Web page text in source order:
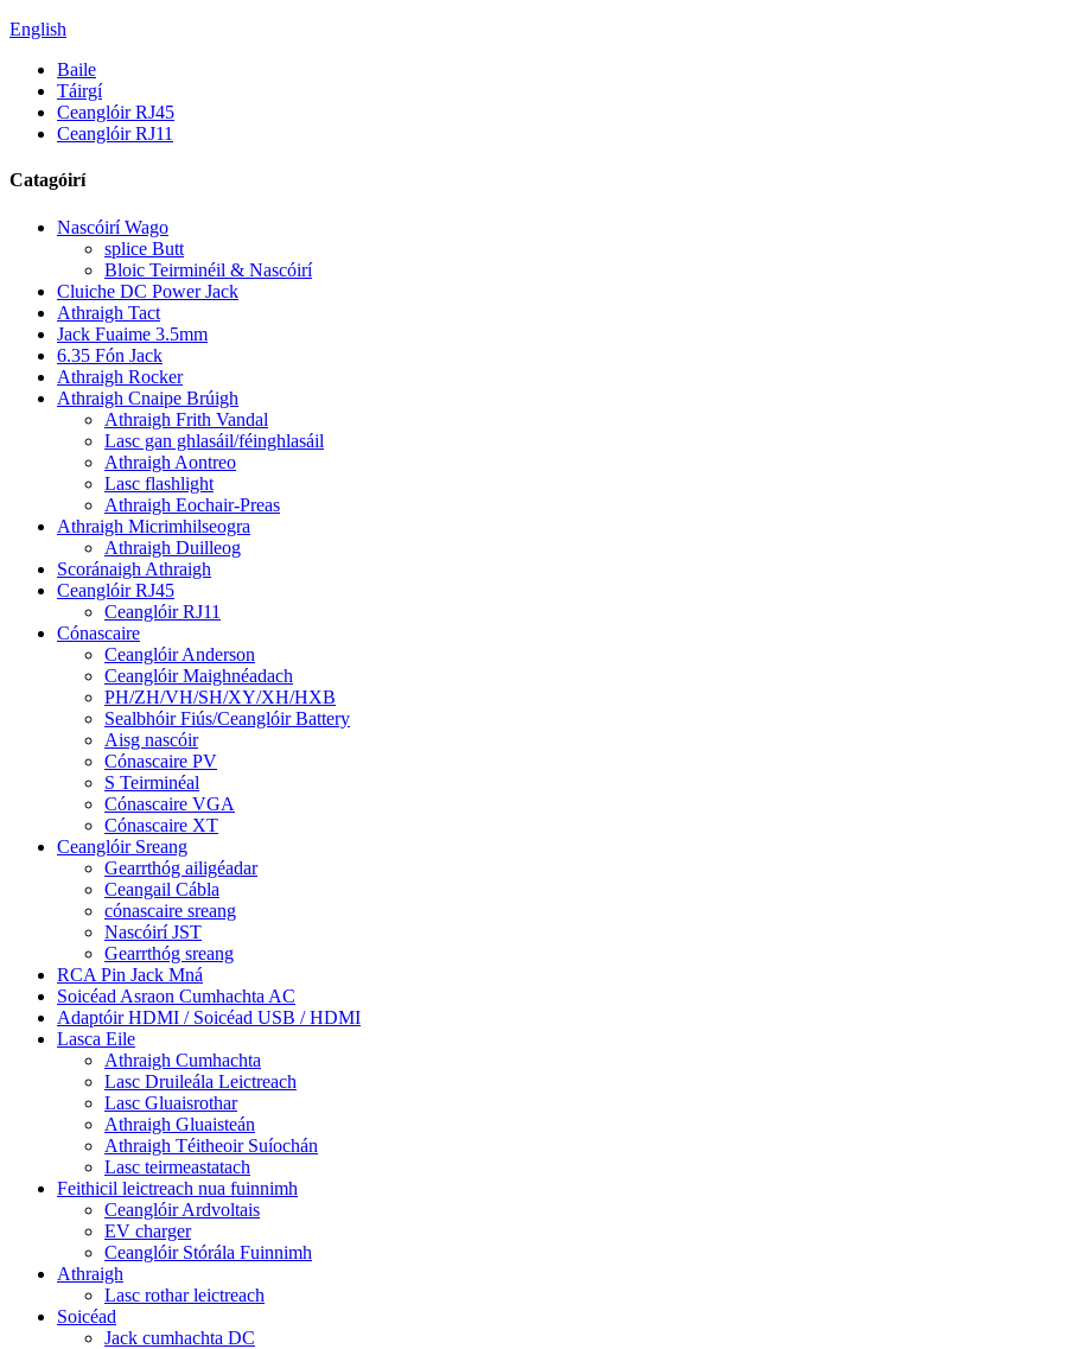
English
Baile
Táirgí
Ceanglóir RJ45
Ceanglóir RJ11
Catagóirí
Nascóirí Wago
splice Butt
Bloic Teirminéil & Nascóirí
Cluiche DC Power Jack
Athraigh Tact
Jack Fuaime 3.5mm
6.35 Fón Jack
Athraigh Rocker
Athraigh Cnaipe Brúigh
Athraigh Frith Vandal
Lasc gan ghlasáil/féinghlasáil
Athraigh Aontreo
Lasc flashlight
Athraigh Eochair-Preas
Athraigh Micrimhilseogra
Athraigh Duilleog
Scoránaigh Athraigh
Ceanglóir RJ45
Ceanglóir RJ11
Cónascaire
Ceanglóir Anderson
Ceanglóir Maighnéadach
PH/ZH/VH/SH/XY/XH/HXB
Sealbhóir Fiús/Ceanglóir Battery
Aisg nascóir
Cónascaire PV
S Teirminéal
Cónascaire VGA
Cónascaire XT
Ceanglóir Sreang
Gearrthóg ailigéadar
Ceangail Cábla
cónascaire sreang
Nascóirí JST
Gearrthóg sreang
RCA Pin Jack Mná
Soicéad Asraon Cumhachta AC
Adaptóir HDMI / Soicéad USB / HDMI
Lasca Eile
Athraigh Cumhachta
Lasc Druileála Leictreach
Lasc Gluaisrothar
Athraigh Gluaisteán
Athraigh Téitheoir Suíochán
Lasc teirmeastatach
Feithicil leictreach nua fuinnimh
Ceanglóir Ardvoltais
EV charger
Ceanglóir Stórála Fuinnimh
Athraigh
Lasc rothar leictreach
Soicéad
Jack cumhachta DC